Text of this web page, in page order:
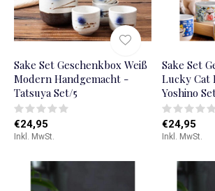
Sake Set Geschenkbox Weiß
Modern Handgemacht -
Tatsuya Set/5
€24,95
Inkl. MwSt.
Sake Set
Lucky Cat
Yoshino
€24,95
Inkl. MwSt.